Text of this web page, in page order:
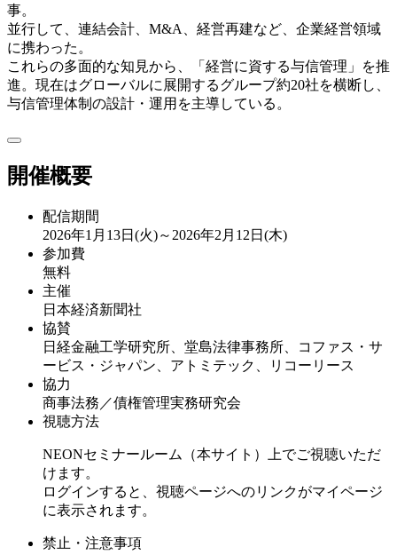
事。
並行して、連結会計、M&A、経営再建など、企業経営領域
に携わった。
これらの多面的な知見から、「経営に資する与信管理」を推
進。現在はグローバルに展開するグループ約20社を横断し、
与信管理体制の設計・運用を主導している。
開催概要
配信期間
2026年1月13日(火)～2026年2月12日(木)
参加費
無料
主催
日本経済新聞社
協賛
日経金融工学研究所、堂島法律事務所、コファス・サ
ービス・ジャパン、アトミテック、リコーリース
協力
商事法務／債権管理実務研究会
視聴方法
NEONセミナールーム（本サイト）上でご視聴いただ
けます。
ログインすると、視聴ページへのリンクがマイページ
に表示されます。
禁止・注意事項